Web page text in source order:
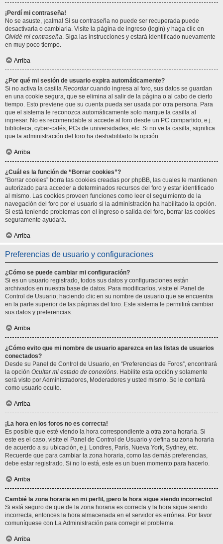
¡Perdí mi contraseña!
No se asuste, ¡calma! Si su contraseña no puede ser recuperada puede
desactivarla o cambiarla. Visite la página de ingreso (login) y haga clic en
Olvidé mi contraseña. Siga las instrucciones y estará identificado nuevamente
en muy poco tiempo.
Arriba
¿Por qué mi sesión de usuario expira automáticamente?
Si no activa la casilla Recordarcuando ingresa al foro, sus datos se guardan
en una cookie segura, que se elimina al salir de la página o al cabo de cierto
tiempo. Esto previene que su cuenta pueda ser usada por otra persona. Para
que el sistema le reconozca automáticamente solo marque la casilla al
ingresar. No es recomendable si accede al foro desde un PC compartido, e.j.
biblioteca, cyber-cafés, PCs de universidades, etc. Si no ve la casilla, significa
que la administración del foro ha deshabilitado la opción.
Arriba
¿Cuál es la función de “Borrar cookies”?
“Borrar cookies” borra las cookies creadas por phpBB, las cuales le mantienen
autorizado para acceder a determinados recursos del foro y estar identificado
al mismo. Las cookies proveen funciones como leer el seguimiento de la
navegación del foro por el usuario si la administración ha habilitado la opción.
Si está teniendo problemas con el ingreso o salida del foro, borrar las cookies
seguramente ayudará.
Arriba
Preferencias de usuario y configuraciones
¿Cómo se puede cambiar mi configuración?
Si es un usuario registrado, todos sus datos y configuraciones están
archivados en nuestra base de datos. Para modificarlos, visite el Panel de
Control de Usuario; haciendo clic en su nombre de usuario que se encuentra
en la parte superior de las páginas del foro. Este sistema le permitirá cambiar
sus datos y preferencias.
Arriba
¿Cómo evito que mi nombre de usuario aparezca en las listas de usuarios
conectados?
Desde su Panel de Control de Usuario, en “Preferencias de Foros”, encontrará
la opción Ocultar mi estado de conexións. Habilite esta opción y solamente
será visto por Administradores, Moderadores y usted mismo. Se le contará
como usuario oculto.
Arriba
¡La hora en los foros no es correcta!
Es posible que esté viendo la hora correspondiente a otra zona horaria. Si
este es el caso, visite el Panel de Control de Usuario y defina su zona horaria
de acuerdo a su ubicación, e.j. Londres, París, Nueva York, Sydney, etc.
Recuerde que para cambiar la zona horaria, como las demás preferencias,
debe estar registrado. Si no lo está, este es un buen momento para hacerlo.
Arriba
Cambié la zona horaria en mi perfil, ¡pero la hora sigue siendo incorrecto!
Si está seguro de que de la zona horaria es correcta y la hora sigue siendo
incorrecta, entonces la hora almacenada en el servidor es errónea. Por favor
comuníquese con La Administración para corregir el problema.
Arriba